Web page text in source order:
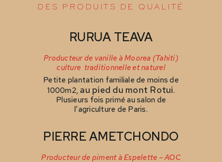
DES PRODUITS DE QUALITÉ
RURUA TEAVA
Producteur de vanille à Moorea (Tahiti)
culture traditionnelle et naturel
Petite plantation familiale de moins de
1000m2, au pied du mont Rotui.
Plusieurs fois primé au salon de
l’agriculture de Paris.
PIERRE AMETCHONDO
Producteur de piment à Espelette – AOC